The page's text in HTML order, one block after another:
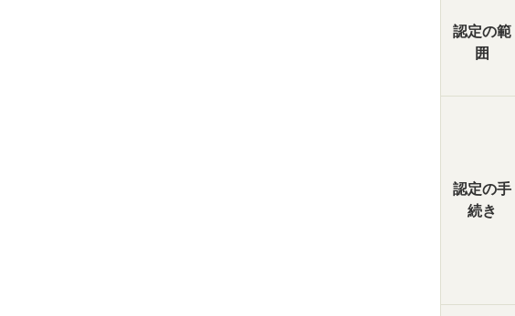
認定の範
囲
認定の手
続き